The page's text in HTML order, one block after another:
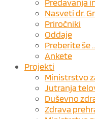
Nasveti dr.
Priročniki
Oddaje
Preberite še
Ankete
Projekti
Ministrstvo
Jutranja
Duševno
Zdrava